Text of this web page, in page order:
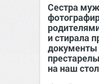
Сестра
и стирала
документы
на наш стол